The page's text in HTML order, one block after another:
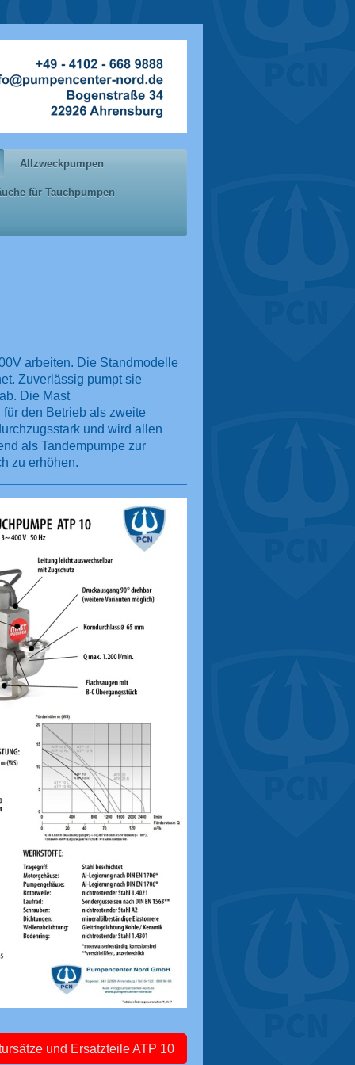
Allzweckpumpen
für Tauchpumpen
arbeiten. Die Standmodelle
Zuverlässig pumpt sie
Die Mast
den Betrieb als zweite
und wird allen
als Tandempumpe zur
zu erhöhen.
und Ersatzteile ATP 10